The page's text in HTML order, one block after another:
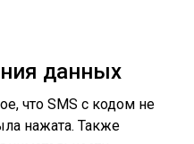
данных
что SMS с кодом не
нажата. Также